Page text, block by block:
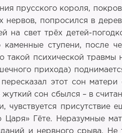
прусского короля,
попросился в
на свет трёх детей-
ступени, после
такой психической
прихода)
этот сон
жуткий сон сбылся – в
присутствие
Гёте. Неразумные
и нервного срыва.